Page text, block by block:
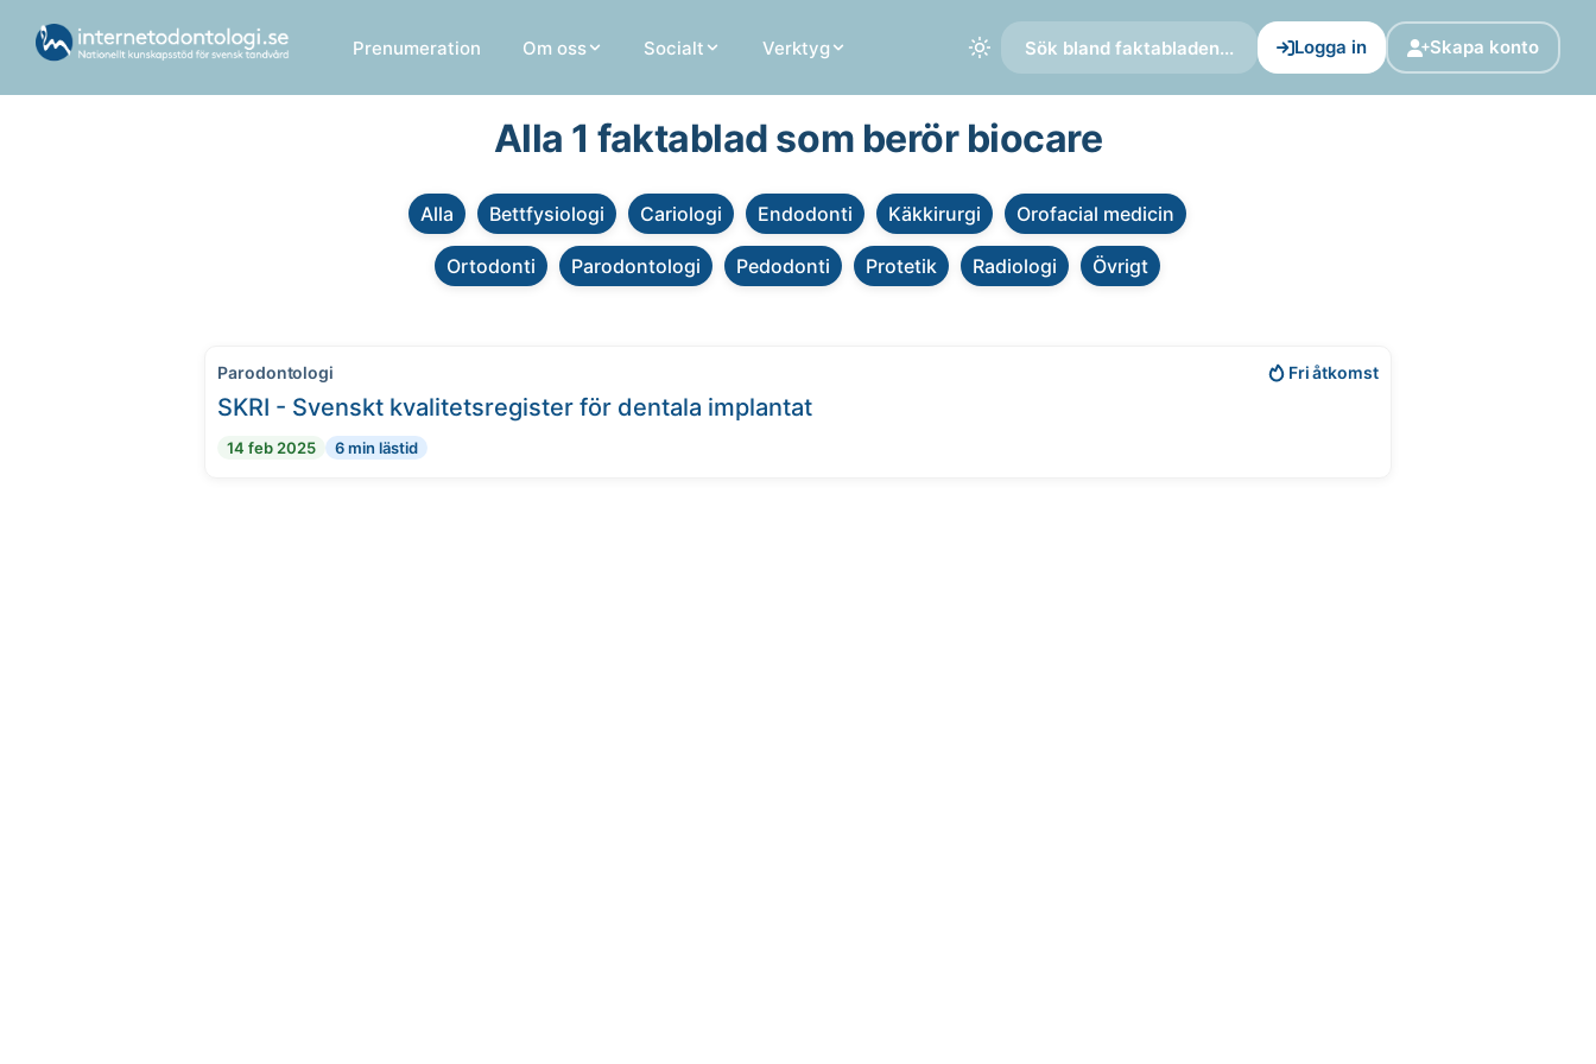
Prenumeration Om oss Socialt Verktyg Sök bland faktabladen... Logga in Skapa konto
Alla 1 faktablad som berör biocare
Alla Bettfysiologi Cariologi Endodonti Käkkirurgi Orofacial medicin
Ortodonti Parodontologi Pedodonti Protetik Radiologi Övrigt
Parodontologi Fri åtkomst
SKRI - Svenskt kvalitetsregister för dentala implantat
14 feb 2025 6 min lästid